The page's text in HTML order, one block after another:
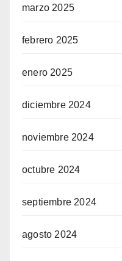
marzo 2025
febrero 2025
enero 2025
diciembre 2024
noviembre 2024
octubre 2024
septiembre 2024
agosto 2024